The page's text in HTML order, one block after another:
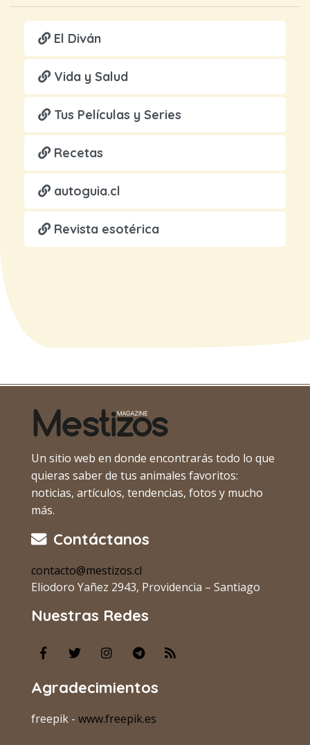
El Diván
Vida y Salud
Tus Películas y Series
Recetas
autoguia.cl
Revista esotérica
Un sitio web en donde encontrarás todo lo que
quieras saber de tus animales favoritos:
noticias, artículos, tendencias, fotos y mucho
más.
Contáctanos
contacto@mestizos.cl
Eliodoro Yañez 2943, Providencia – Santiago
Nuestras Redes
Agradecimientos
freepik - www.freepik.es